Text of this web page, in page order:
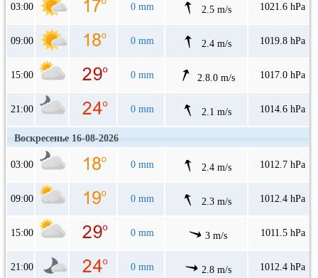
03:00 0 mm 2.5 m/s 1021.6 hPa
09:00 0 mm 2.4 m/s 1019.8 hPa
15:00 0 mm 2.8.0 m/s 1017.0 hPa
21:00 0 mm 2.1 m/s 1014.6 hPa
Воскресенье 16-08-2026
03:00 0 mm 2.4 m/s 1012.7 hPa
09:00 0 mm 2.3 m/s 1012.4 hPa
15:00 0 mm 3 m/s 1011.5 hPa
21:00 0 mm 2.8 m/s 1012.4 hPa